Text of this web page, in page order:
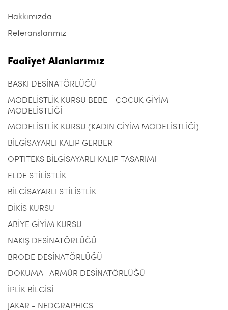
Hakkımızda
Referanslarımız
Faaliyet Alanlarımız
BASKI DESİNATÖRLÜĞÜ
MODELİSTLİK KURSU BEBE - ÇOCUK GİYİM
MODELİSTLİĞİ
MODELİSTLİK KURSU (KADIN GİYİM MODELİSTLİĞİ)
BİLGİSAYARLI KALIP GERBER
OPTITEKS BİLGİSAYARLI KALIP TASARIMI
ELDE STİLİSTLİK
BİLGİSAYARLI STİLİSTLİK
DİKİŞ KURSU
ABİYE GİYİM KURSU
NAKIŞ DESİNATÖRLÜĞÜ
BRODE DESİNATÖRLÜĞÜ
DOKUMA- ARMÜR DESİNATÖRLÜĞÜ
İPLİK BİLGİSİ
JAKAR - NEDGRAPHICS